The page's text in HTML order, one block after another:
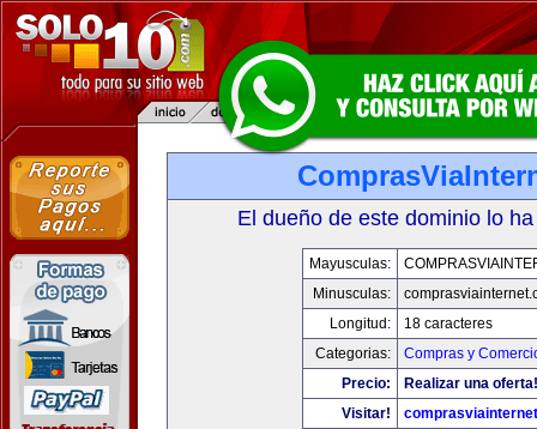
El dueño de este dominio lo
Mayusculas:
Minusculas:
Longitud:
18 caracteres
Categorias:
Compras y
Precio:
Realizar una oferta!
Visitar!